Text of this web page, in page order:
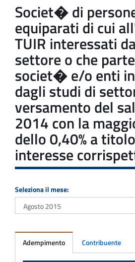
Societ� di
equiparati di cui
TUIR interessati
settore o che
societ� e/o enti
dagli studi di
versamento del
2014 con la
dello 0,40% a
interesse
Seleziona il mese:
Adempimento Contribuente